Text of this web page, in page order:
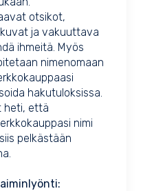
otsikot,
ja vakuuttava
ihmeitä. Myös
nimenomaan
hakutuloksissa.
heti, että
nimi
pelkästään